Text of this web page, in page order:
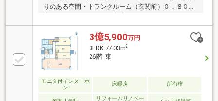
りのある空間・トランクルーム（玄関前）０．８０平
６年８月末完了予定）・システムキッチン交換・ユニ
ットバス交換・洗面化粧台交換・トイレ交換・全フロ
ーリング張替・床暖房（ガス式）交換・建具交換・全
クロス貼替え ・・・等 ～～～～～～～～～～～～～
～～専有面積にはトランクルーム面積０．８０平米を
含みます
3億5,900万円
3LDK 77.03m2
26階 東
モニタ付インターホ
ン
床暖房 所有権
リフォームリノベー